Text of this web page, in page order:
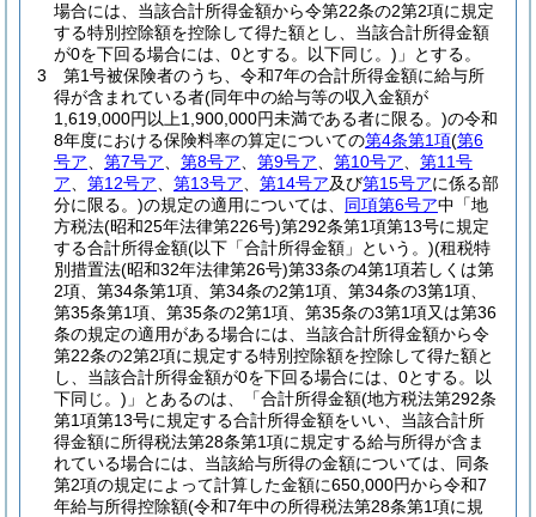
場合には、当該合計所得金額から令第22条の2第2項に規定
する特別控除額を控除して得た額とし、当該合計所得金額
が0を下回る場合には、0とする。以下同じ。) 」とする。
3
第1号被保険者のうち、令和7年の合計所得金額に給与所
得が含まれている者(同年中の給与等の収入金額が
1,619,000円以上1,900,000円未満である者に限る。)の令和
8年度における保険料率の算定についての第4条第1項(第6
号ア
第7号ア 第8号ア 第9号ア 第10号ア
第11号
ア
第12号ア 第13号ア 第14号ア及び第15号アに係る部
分に限る。)の規定の適用については、 同項第6号ア中「地
方税法(昭和25年法律第226号)第292条第1項第13号に規定
する合計所得金額(以下「合計所得金額」という。)(租税特
別措置法(昭和32年法律第26号)第33条の4第1項若しくは第
2項、第34条第1項、第34条の2第1項、第34条の3第1項、
第35条第1項、第35条の2第1項、第35条の3第1項又は第36
条の規定の適用がある場合には、当該合計所得金額から令
第22条の2第2項に規定する特別控除額を控除して得た額と
し、当該合計所得金額が0を下回る場合には、0とする。以
下同じ。) 」とあるのは、「合計所得金額(地方税法第292条
第1項第13号に規定する合計所得金額をいい、当該合計所
得金額に所得税法第28条第1項に規定する給与所得が含ま
れている場合には、当該給与所得の金額については、同条
第2項の規定によって計算した金額に650,000円から令和7
年給与所得控除額(令和7年中の所得税法第28条第1項に規